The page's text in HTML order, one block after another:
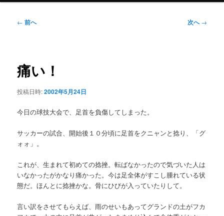
投
ゲ
ー
ョ
← 前へ 次へ→
痛い！
投稿日時:2002年5月24日
今日の球技大会で、足首を負傷してしまった。
サッカーの試合、開始後１０分頃に足首をクニャンと捻り、「グ
ォォ」。
これが、生まれて初めての捻挫。転ばなかったので気づいた人は
いなかったがかなり痛かった。今は足全体がすこし腫れている状
態だ。ほんとに捻挫かな。骨にひびが入っていたりして。
言い訳をさせてもらえば、雨のせいもあってグランドの土がフカ